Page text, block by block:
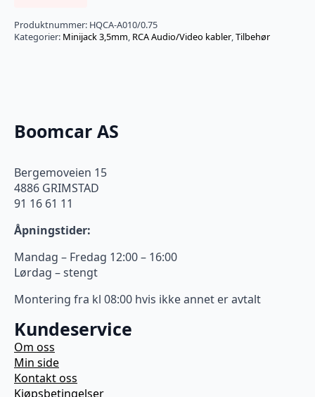
Produktnummer: HQCA-A010/0.75
Kategorier: Minijack 3,5mm, RCA Audio/Video kabler,Tilbehør
Boomcar AS
Bergemoveien 15
4886 GRIMSTAD
91 16 61 11
Åpningstider:
Mandag – Fredag 12:00 – 16:00
Lørdag – stengt
Montering fra kl 08:00 hvis ikke annet er avtalt
Kundeservice
Om oss
Min side
Kontakt oss
Kjøpsbetingelser